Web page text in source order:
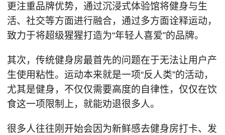
更注重品牌优势，通过沉浸式体验馆将健身与生
活、社交等方面进行融合，通过多方面诠释运动，
致力于将超级猩猩打造为“年轻人喜爱”的品牌。
其次，传统健身房最首先的问题在于无法让用户产
生使用粘性。运动本来就是一项“反人类”的活动，
尤其是健身，不仅仅需要高度的自律性，仅仅在饮
食这一项限制上，就能劝退很多人。
很多人往往刚开始会因为新鲜感去健身房打卡、发